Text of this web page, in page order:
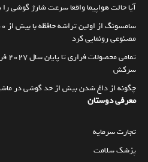
آیا حالت هواپیما واقعا سرعت شارژ گوشی
مصنوعی رونمایی کرد
سرکش
چگونه از داغ شدن بیش از حد گوشی در
معرفی دوستان
تجارت سرمایه
پزشک سلامت